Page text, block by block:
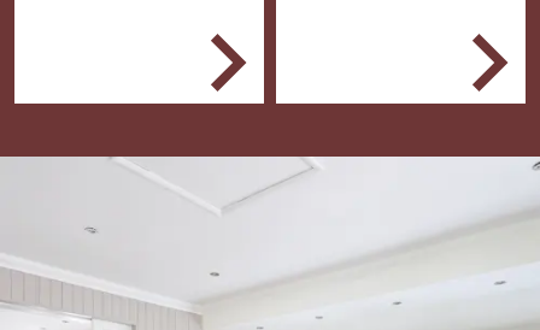
Een woninginrichting-,
woningstofferingsbedrijf
woonwinkels.
werkvloer voor en legt
de ondervloer aan
raambekleding en
zonwering
Je levert het werk op
weer op.